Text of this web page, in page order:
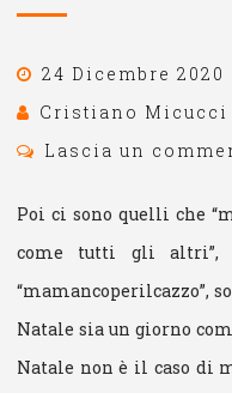
24 Dicembre 2020
Cristiano Micucci
Lascia un
Poi ci sono quelli che
come tutti gli altri”,
“mamancoperilcazzo”,
Natale sia un giorno
Natale non è il caso di